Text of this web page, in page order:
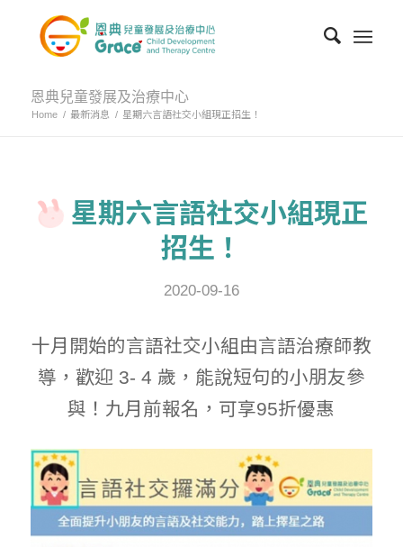
恩典兒童發展及治療中心
Home / 最新消息 / 星期六言語社交小組現正招生！
星期六言語社交小組現正
招生！
2020-09-16
十月開始的言語社交小組由言語治療師教
導，歡迎 3- 4 歲，能說短句的小朋友參
與！九月前報名，可享95折優惠